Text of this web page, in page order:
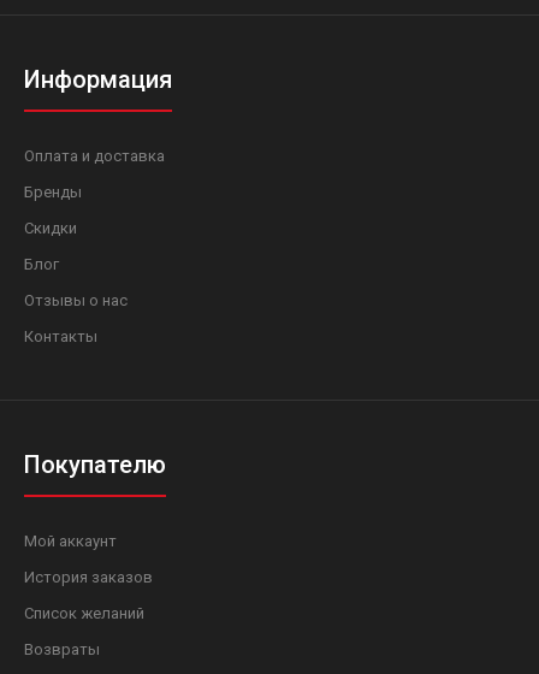
Информация
Оплата и доставка
Бренды
Скидки
Блог
Отзывы о нас
Контакты
Покупателю
Мой аккаунт
История заказов
Список желаний
Возвраты